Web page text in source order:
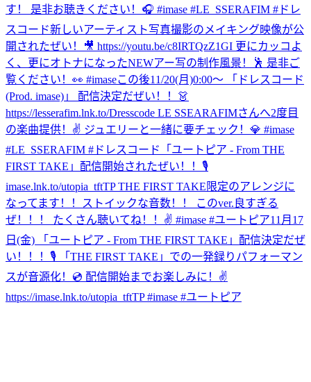
す！ 是非お聴きください！🎧 #imase #LE_SSERAFIM #ドレ
スコード新しいアーティスト写真撮影のメイキング映像が公
開されたぜい！🎥 https://youtu.be/c8IRTQzZ1GI 更にカッコよ
く、更にオトナになったNEWアー写の制作風景！🕺 是非ご
覧ください！👀 #imaseこの後11/20(月)0:00〜 「ドレスコード
(Prod. imase)」 配信決定だぜい！！👗
https://lesserafim.lnk.to/Dresscode LE SSEARAFIMさんへ2度目
の楽曲提供！✌️ ジュエリーと一緒に要チェック！💎 #imase
#LE_SSERAFIM #ドレスコード
「ユートピア - From THE
FIRST TAKE」配信開始されたぜい！！🎙
imase.lnk.to/utopia_tftTP THE FIRST TAKE限定のアレンジに
なってます！！ストイックな音数！！ このver.良すぎる
ぜ！！！ たくさん聴いてね！！✌️ #imase #ユートピア11月17
日(金) 「ユートピア - From THE FIRST TAKE」配信決定だぜ
い！！！🎙 「THE FIRST TAKE」での一発録りパフォーマン
スが音源化！💿 配信開始までお楽しみに！✌️
https://imase.lnk.to/utopia_tftTP #imase #ユートピア